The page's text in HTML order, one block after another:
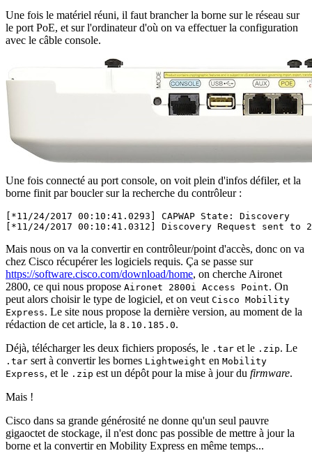
Une fois le matériel réuni, il faut brancher la borne sur le réseau sur
le port PoE, et sur l'ordinateur d'où on va effectuer la configuration
avec le câble console.
Une fois connecté au port console, on voit plein d'infos défiler, et la
borne finit par boucler sur la recherche du contrôleur :
[*11/24/2017 00:10:41.0293] CAPWAP State: Discovery
[*11/24/2017 00:10:41.0312] Discovery Request sent to
Mais nous on va la convertir en contrôleur/point d'accès, donc on va
chez Cisco récupérer les logiciels requis. Ça se passe sur
https://software.cisco.com/download/home, on cherche Aironet
2800, ce qui nous propose Aironet 2800i Access Point. On
peut alors choisir le type de logiciel, et on veut Cisco Mobility
Express. Le site nous propose la dernière version, au moment de la
rédaction de cet article, la 8.10.185.0.
Déjà, télécharger les deux fichiers proposés, le .tar et le .zip. Le
.tar sert à convertir les bornes Lightweight en Mobility
Express, et le .zip est un dépôt pour la mise à jour du firmware.
Mais !
Cisco dans sa grande générosité ne donne qu'un seul pauvre
gigaoctet de stockage, il n'est donc pas possible de mettre à jour la
borne et la convertir en Mobility Express en même temps...